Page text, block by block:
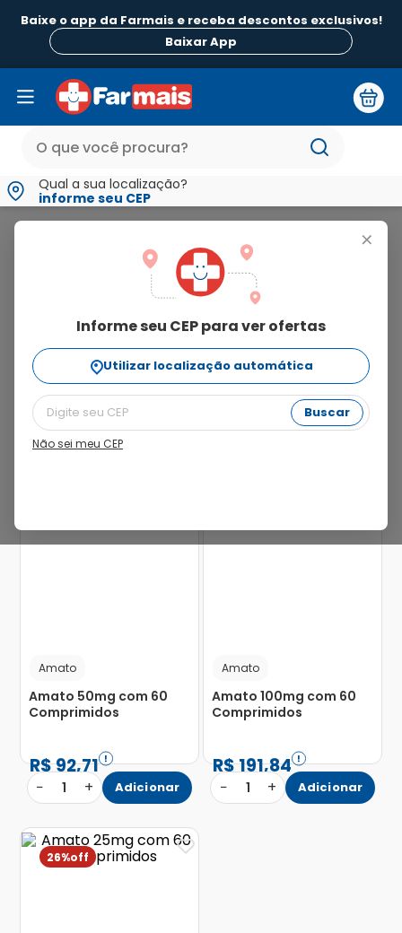
Baixe o app da Farmais e receba descontos exclusivos!
Baixar App
Qual a sua localização?
informe seu CEP
+
Informe seu CEP para ver ofertas
Utilizar localização automática
Buscar
Não sei meu CEP
Ordenar Por
relevância
26%
Amato
Amato 50mg com 60
Comprimidos
R$92,71
− 1 + Adicionar
Amato
Amato 100mg com 60
Comprimidos
R$191,84
− 1 + Adicionar
26%